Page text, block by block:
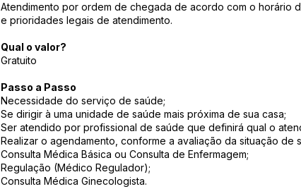
Atendimento por ordem de chegada de acordo com o horário
e prioridades legais de atendimento.
Qual o valor?
Gratuito
Passo a Passo
Necessidade do serviço de saúde;
Se dirigir à uma unidade de saúde mais próxima de sua casa;
Ser atendido por profissional de saúde que definirá qual o
Realizar o agendamento, conforme a avaliação da situação de
Consulta Médica Básica ou Consulta de Enfermagem;
Regulação (Médico Regulador);
Consulta Médica Ginecologista.